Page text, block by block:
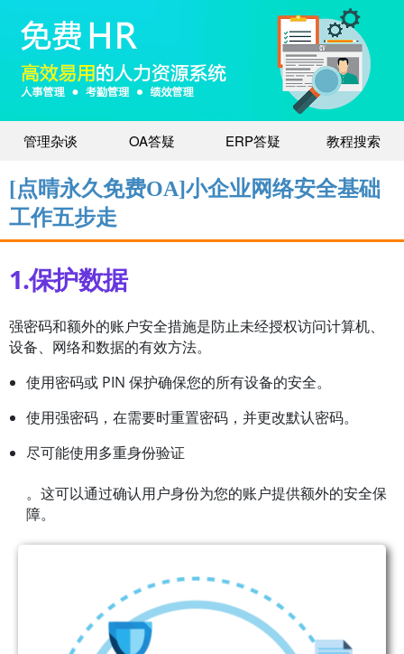
管理杂谈 OA答疑 ERP答疑 教程搜索
[点晴永久免费OA]小企业网络安全基础
工作五步走
1.保护数据
强密码和额外的账户安全措施是防止未经授权访问计算机、
设备、网络和数据的有效方法。
使用密码或 PIN 保护确保您的所有设备的安全。
使用强密码，在需要时重置密码，并更改默认密码。
尽可能使用多重身份验证
。这可以通过确认用户身份为您的账户提供额外的安全保
障。